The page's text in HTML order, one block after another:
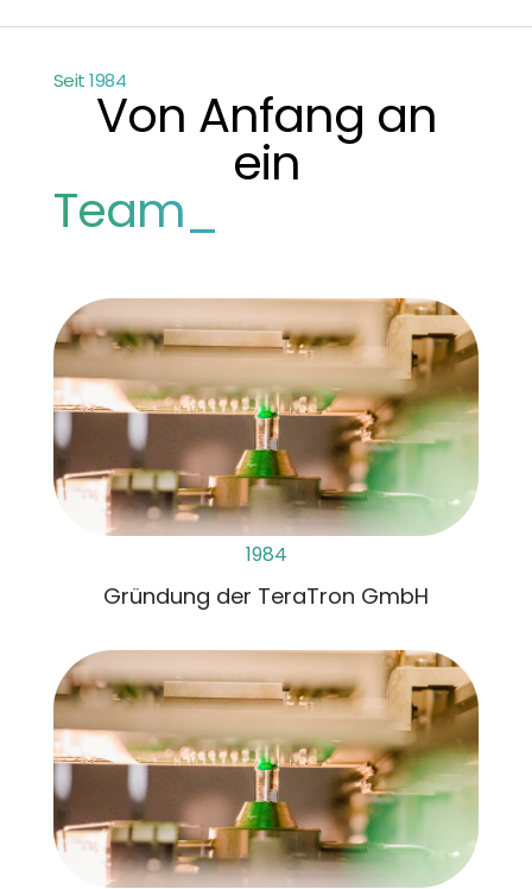
Seit 1984
Von Anfang an
ein
Team_
1984
Gründung der TeraTron GmbH